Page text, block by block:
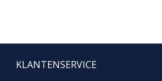
KLANTENSERVICE